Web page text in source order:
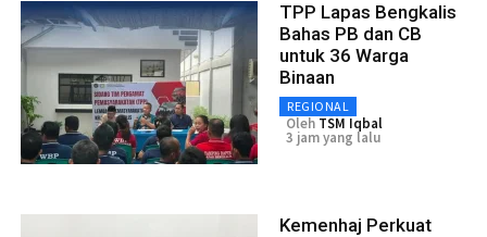
TPP Lapas Bengkalis
Bahas PB dan CB
untuk 36 Warga
Binaan
REGIONAL
Oleh TSM Iqbal
3 jam yang lalu
Kemenhaj Perkuat